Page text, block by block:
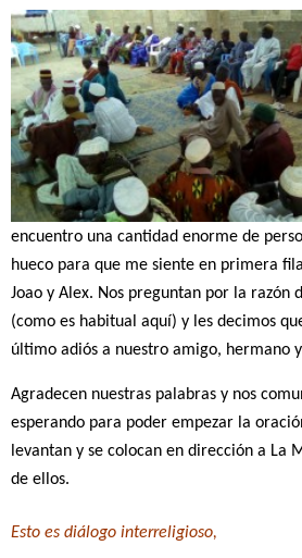
encuentro una cantidad enorme de
hueco para que me siente en primera
Joao y Alex. Nos preguntan por la razón
(como es habitual aquí) y les decimos
último adiós a nuestro amigo, hermano
Agradecen nuestras palabras y nos
esperando para poder empezar la
levantan y se colocan en dirección a La
de ellos.
Esto es diálogo interreligioso,